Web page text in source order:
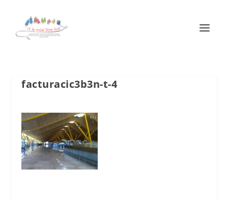
facturacic3b3n-t-4